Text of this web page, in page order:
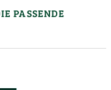
PASSENDE